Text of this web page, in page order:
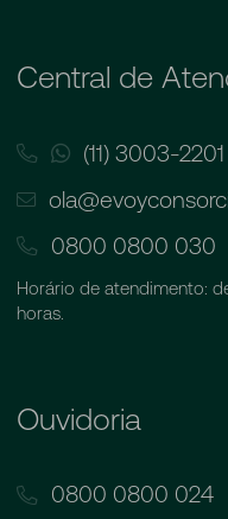
Central de
(11) 3003-2201
0800 0800 030
Horário de atendimento:
horas.
Ouvidoria
0800 0800 024